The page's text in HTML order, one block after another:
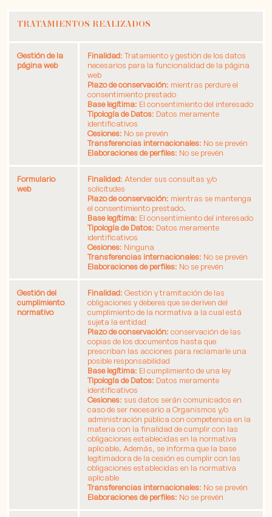
TRATAMIENTOS REALIZADOS
Gestión de la
página web
Finalidad: Tratamiento y gestión de los datos
necesarios para la funcionalidad de la página
web
Plazo de conservación: mientras perdure el
consentimiento prestado
Base legítima: El consentimiento del interesado
Tipología de Datos: Datos meramente
identificativos
Cesiones: No se prevén
Transferencias internacionales: No se prevén
Elaboraciones de perfiles: No se prevén
Formulario
web
Finalidad: Atender sus consultas y/o
solicitudes
Plazo de conservación: mientras se mantenga
el consentimiento prestado.
Base legítima: El consentimiento del interesado
Tipología de Datos: Datos meramente
identificativos
Cesiones: Ninguna
Transferencias internacionales: No se prevén
Elaboraciones de perfiles: No se prevén
Gestión del
cumplimiento
normativo
Finalidad: Gestión y tramitación de las
obligaciones y deberes que se deriven del
cumplimiento de la normativa a la cual está
sujeta la entidad
Plazo de conservación: conservación de las
copias de los documentos hasta que
prescriban las acciones para reclamarle una
posible responsabilidad
Base legítima: El cumplimiento de una ley
Tipología de Datos: Datos meramente
identificativos
Cesiones: sus datos serán comunicados en
caso de ser necesario a Organismos y/o
administración pública con competencia en la
materia con la finalidad de cumplir con las
obligaciones establecidas en la normativa
aplicable. Además, se informa que la base
legitimadora de la cesión es cumplir con las
obligaciones establecidas en la normativa
aplicable
Transferencias internacionales: No se prevén
Elaboraciones de perfiles: No se prevén